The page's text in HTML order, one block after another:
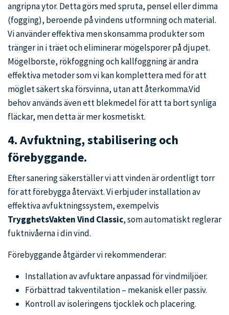
angripna ytor. Detta görs med spruta, pensel eller dimma
(fogging), beroende på vindens utformning och material.
Vi använder effektiva men skonsamma produkter som
tränger in i träet och eliminerar mögelsporer på djupet.
Mögelborste, rökfoggning och kallfoggning är andra
effektiva metoder som vi kan komplettera med för att
möglet säkert ska försvinna, utan att återkomma.Vid
behov används även ett blekmedel för att ta bort synliga
fläckar, men detta är mer kosmetiskt.
4.Avfuktning, stabilisering och
förebyggande.
Efter sanering säkerställer vi att vinden är ordentligt torr
för att förebygga återväxt. Vi erbjuder installation av
effektiva avfuktningssystem, exempelvis
TrygghetsVakten Vind Classic, som automatiskt reglerar
fuktnivåerna i din vind.
Förebyggande åtgärder vi rekommenderar:
Installation av avfuktare anpassad för vindmiljöer.
Förbättrad takventilation – mekanisk eller passiv.
Kontroll av isoleringens tjocklek och placering.